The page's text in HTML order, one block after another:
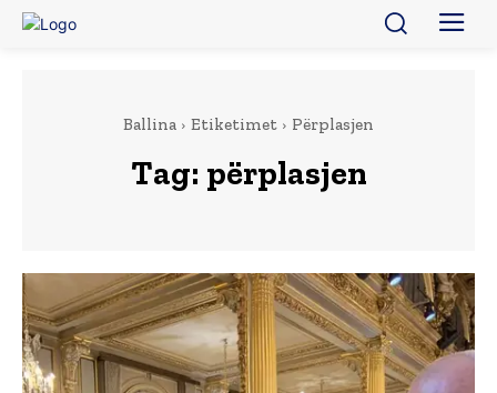
Ballina Etiketimet Përplasjen
Tag: përplasjen